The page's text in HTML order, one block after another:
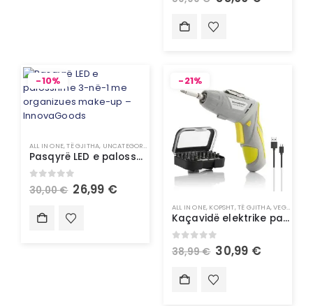
-10%
ALL IN ONE,TË GJITHA, UNCATEGORIZED
Pasqyrë LED e palosshme 3-në-1 me organizues make-up – InnovaGoods
0 out of 5
30,00€ 26,99 €
-21%
ALL IN ONE, KOPSHT,TË GJITHA,VEGLA PUNE
Kaçavidë elektrike pa kallbo me shumë pozicione me aksesorë – InnovaGoods
0 out of 5
38,99€ 30,99 €